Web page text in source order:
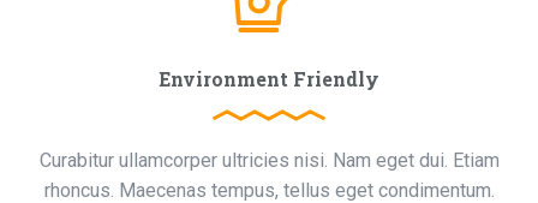
Environment Friendly
Curabitur ullamcorper ultricies nisi. Nam eget dui. Etiam
rhoncus. Maecenas tempus, tellus eget condimentum.